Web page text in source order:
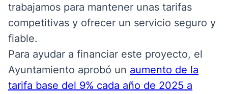
trabajamos para mantener unas tarifas
competitivas y ofrecer un servicio seguro y
fiable.
Para ayudar a financiar este proyecto, el
Ayuntamiento aprobó un aumento de la
tarifa base del 9% cada año de 2025 a